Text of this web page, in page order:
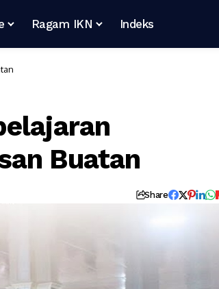
Ragam IKN Indeks
Buatan
Share